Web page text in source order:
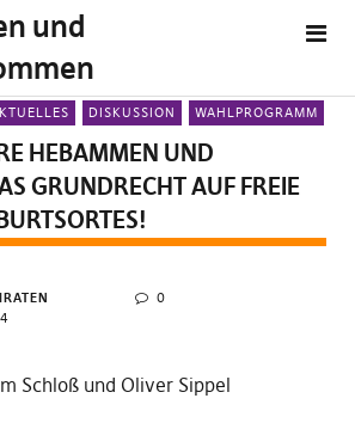
und
DISKUSSION WAHLPROGRAMM
HEBAMMEN UND
GRUNDRECHT AUF FREIE
0
Schloß und Oliver Sippel